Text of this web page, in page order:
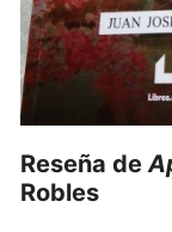
Reseña de
Robles